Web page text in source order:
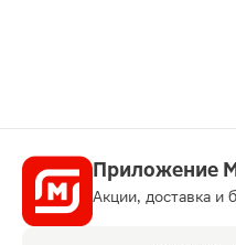
Приложение
Акции, доставка и